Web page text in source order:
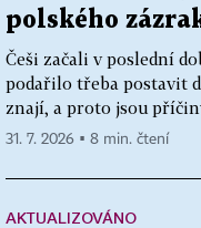
polského
Češi začali v poslední
podařilo třeba postavit
znají, a proto jsou
31. 7. 2026 ▪ 8 min. čtení
AKTUALIZOVÁNO